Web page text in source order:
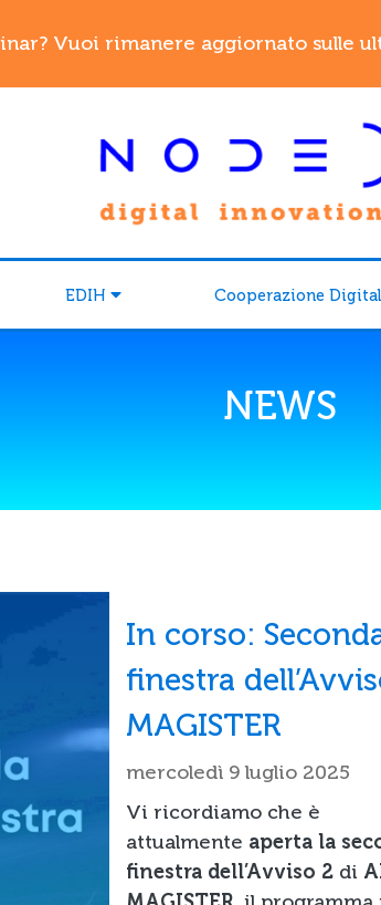
Vuoi rimanere aggiornato sulle
EDIH Cooperazione
NEWS
In corso:
finestra
MAGISTER
mercoledì 9 luglio 2025
Vi ricordiamo che è
attualmente aperta la
finestra dell’Avviso 2di